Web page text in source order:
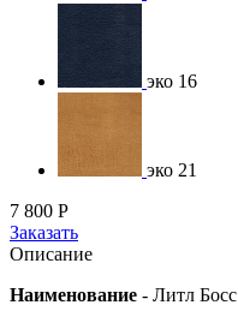
эко 16
эко 21
7 800 Р
Заказать
Описание
Наименование - Литл Босс